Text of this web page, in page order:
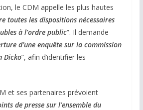
le CDM appelle les plus hautes
toutes les dispositions nécessaires
à l’ordre public”. Il demande
d’une enquête sur la commission
Dicko”, afin d’identifier les
et ses partenaires prévoient
de presse sur l’ensemble du